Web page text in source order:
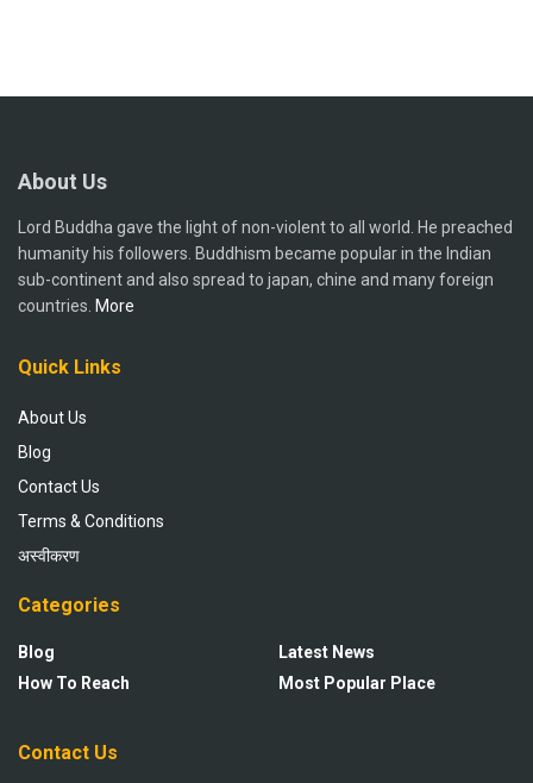
About Us
Lord Buddha gave the light of non-violent to all world. He preached
humanity his followers. Buddhism became popular in the Indian
sub-continent and also spread to japan, chine and many foreign
countries. More
Quick Links
About Us
Blog
Contact Us
Terms & Conditions
अस्वीकरण
Categories
Blog
How To Reach
Latest News
Most Popular Place
Contact Us